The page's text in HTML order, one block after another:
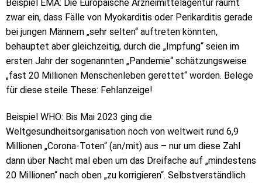
Beispiel EMA: Die Europäische Arzneimittelagentur räumt
zwar ein, dass Fälle von Myokarditis oder Perikarditis gerade
bei jungen Männern „sehr selten“ auftreten könnten,
behauptet aber gleichzeitig, durch die „Impfung“ seien im
ersten Jahr der sogenannten „Pandemie“ schätzungsweise
„fast 20 Millionen Menschenleben gerettet“ worden. Belege
für diese steile These: Fehlanzeige!
Beispiel WHO: Bis Mai 2023 ging die
Weltgesundheitsorganisation noch von weltweit rund 6,9
Millionen „Corona-Toten“ (an/mit) aus – nur um diese Zahl
dann über Nacht mal eben um das Dreifache auf „mindestens
20 Millionen“ nach oben „zu korrigieren“. Selbstverständlich